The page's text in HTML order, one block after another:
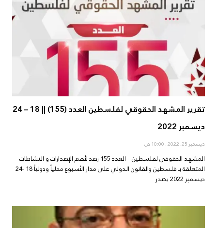
تقرير المشهد الحقوقي لفلسطين العدد (155) || 18 – 24
ديسمبر 2022
ديسمبر 25, 2022
المشهد الحقوقي لفلسطين – العدد 155 رصد لأهم الإصدارات و النشاطات
المتعلقة بـ فلسطين والقانون الدولي على مدار الأسبوع محلياً ودولياً 18 -24
ديسمبر 2022 يصدر